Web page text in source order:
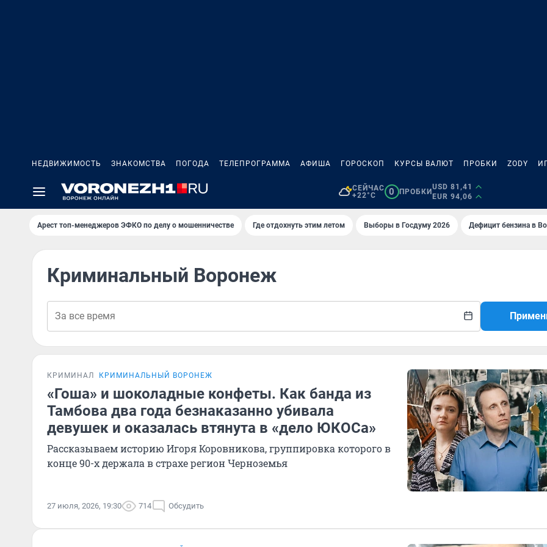
НЕДВИЖИМОСТЬ ЗНАКОМСТВА ПОГОДА ТЕЛЕПРОГРАММА АФИША ГОРОСКОП КУРСЫ ВАЛЮТ ПРОБКИ ZODY
СЕЙЧАС
+22°C
0 ПРОБКИ
USD 81,41
EUR 94,06
Арест топ-менеджеров ЭФКО по делу о мошенничестве Где отдохнуть этим летом Выборы в Госдуму 2026 Дефицит бензина в
Криминальный Воронеж
КРИМИНАЛ КРИМИНАЛЬНЫЙ ВОРОНЕЖ
«Гоша» и шоколадные конфеты. Как банда из
Тамбова два года безнаказанно убивала
девушек и оказалась втянута в «дело ЮКОСа»
Рассказываем историю Игоря Коровникова, группировка которого в
конце 90-х держала в страхе регион Черноземья
27 июля, 2026, 19:30 714 Обсудить